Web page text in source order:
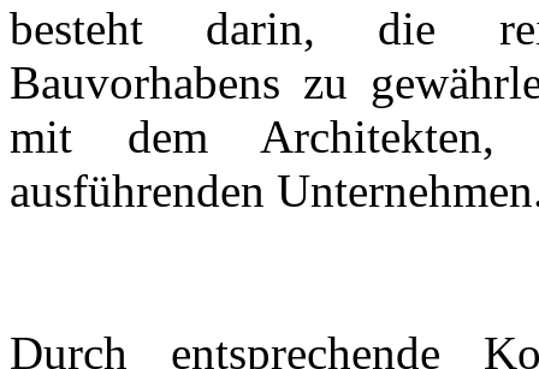
besteht darin, die
Bauvorhabens zu
mit dem
ausführenden
Durch entsprechende